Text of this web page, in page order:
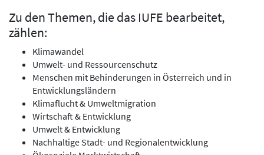
Zu den Themen, die das IUFE bearbeitet,
zählen:
Klimawandel
Umwelt- und Ressourcenschutz
Menschen mit Behinderungen in Österreich und in
Entwicklungsländern
Klimaflucht & Umweltmigration
Wirtschaft & Entwicklung
Umwelt & Entwicklung
Nachhaltige Stadt- und Regionalentwicklung